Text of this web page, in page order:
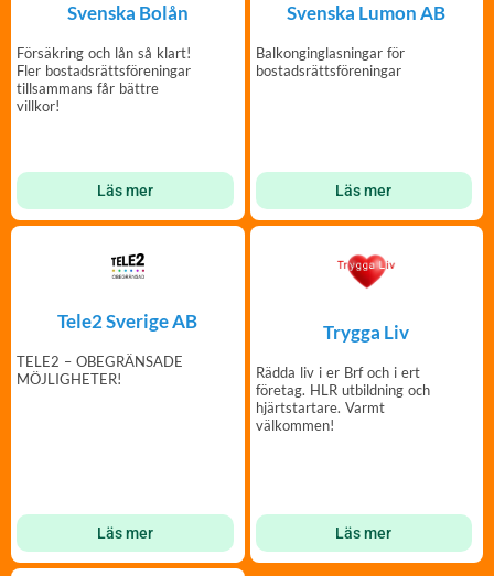
Svenska Bolån
Försäkring och lån så klart!
Fler bostadsrättsföreningar
tillsammans får bättre
villkor!
Läs mer
Svenska Lumon AB
Balkonginglasningar för
bostadsrättsföreningar
Läs mer
Tele2 Sverige AB
TELE2 – OBEGRÄNSADE
MÖJLIGHETER!
Läs mer
Trygga Liv
Rädda liv i er Brf och i ert
företag. HLR utbildning och
hjärtstartare. Varmt
välkommen!
Läs mer